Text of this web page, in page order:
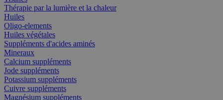
Thérapie par la lumière et la chaleur
Huiles
Oligo-elements
Huiles végétales
Suppléments d'acides aminés
Mineraux
Calcium suppléments
Jode suppléments
Potassium suppléments
Cuivre suppléments
Magnésium suppléments